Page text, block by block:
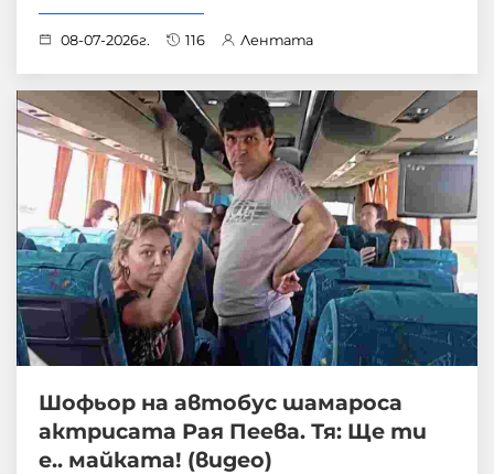
08-07-2026г. 116 Лентата
Шофьор на автобус шамароса
актрисата Рая Пеева. Тя: Ще ти
е.. майката! (видео)